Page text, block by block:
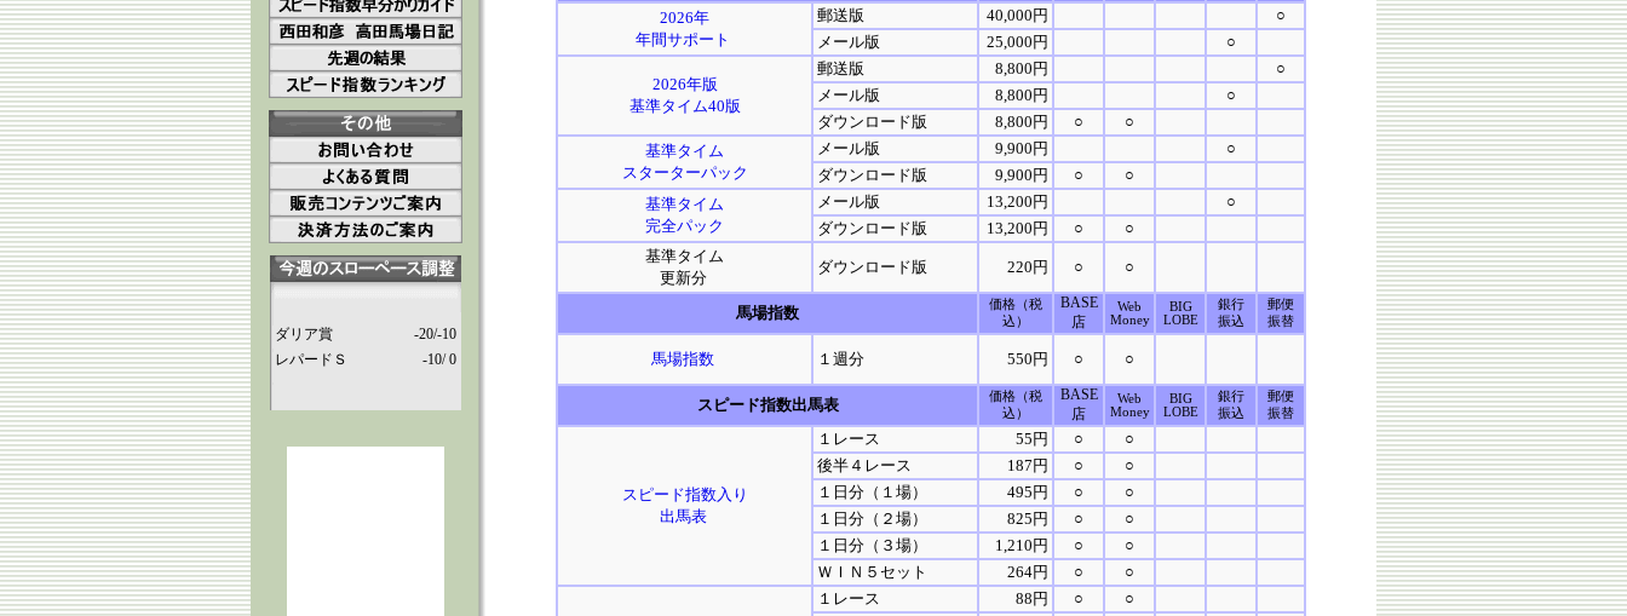
ダリア賞
-20/-10
レパードＳ
-10/ 0
2026年
年間サポート
郵送版 40,000円
○
メール版
25,000円 ○
2026年版
基準タイム40版
郵送版 8,800円
○
メール版
8,800円
○
ダウンロード版
8,800円 ○
○
基準タイム
スターターパック
メール版 9,900円
○
ダウンロード版
9,900円 ○
○
基準タイム
完全パック
メール版 13,200円
○
ダウンロード版
13,200円 ○
○
基準タイム
更新分
ダウンロード版 220円 ○ ○
馬場指数
価格（税
込）
BASE
店
Web
Money
BIG
LOBE
銀行
振込
郵便
振替
馬場指数 １週分 550円 ○ ○
スピード指数出馬表
価格（税
込）
BASE
店
Web
Money
BIG
LOBE
銀行
振込
郵便
振替
スピード指数入り
出馬表
１レース 55円 ○
○
後半４レース
187円 ○
○
１日分（１場）
495円 ○
○
１日分（２場）
825円 ○
○
１日分（３場）
1,210円 ○
○
ＷＩＮ５セット
264円 ○
○
１レース
88円 ○ ○